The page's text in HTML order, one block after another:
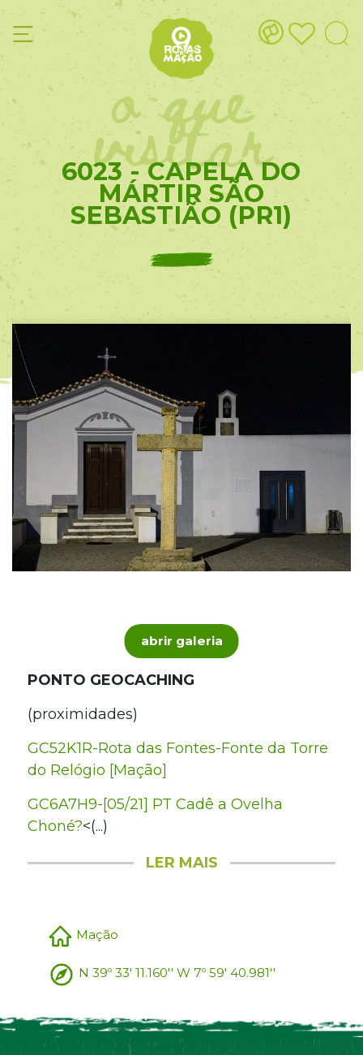
o que
visitar
6023 - CAPELA DO
MÁRTIR SÃO
SEBASTIÃO (PR1)
abrir galeria
PONTO GEOCACHING
(proximidades)
GC52K1R-Rota das Fontes-Fonte da Torre
do Relógio [Mação]
GC6A7H9-[05/21] PT Cadê a Ovelha
Choné?<(...)
LER MAIS
Mação
N 39º 33' 11.160'' W 7º 59' 40.981''